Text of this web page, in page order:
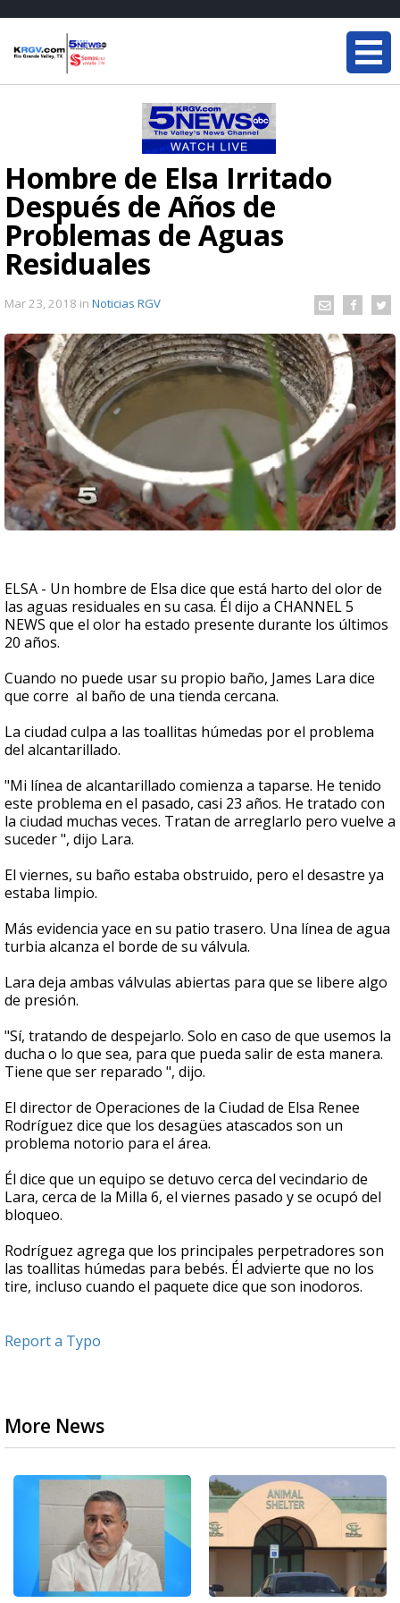
Hombre de Elsa Irritado
Después de Años de
Problemas de Aguas
Residuales
Mar 23, 2018 in Noticias RGV
ELSA - Un hombre de Elsa dice que está harto del olor de
las aguas residuales en su casa. Él dijo a CHANNEL 5
NEWS que el olor ha estado presente durante los últimos
20 años.
Cuando no puede usar su propio baño, James Lara dice
que corre al baño de una tienda cercana.
La ciudad culpa a las toallitas húmedas por el problema
del alcantarillado.
"Mi línea de alcantarillado comienza a taparse. He tenido
este problema en el pasado, casi 23 años. He tratado con
la ciudad muchas veces. Tratan de arreglarlo pero vuelve a
suceder ", dijo Lara.
El viernes, su baño estaba obstruido, pero el desastre ya
estaba limpio.
Más evidencia yace en su patio trasero. Una línea de agua
turbia alcanza el borde de su válvula.
Lara deja ambas válvulas abiertas para que se libere algo
de presión.
"Sí, tratando de despejarlo. Solo en caso de que usemos la
ducha o lo que sea, para que pueda salir de esta manera.
Tiene que ser reparado ", dijo.
El director de Operaciones de la Ciudad de Elsa Renee
Rodríguez dice que los desagües atascados son un
problema notorio para el área.
Él dice que un equipo se detuvo cerca del vecindario de
Lara, cerca de la Milla 6, el viernes pasado y se ocupó del
bloqueo.
Rodríguez agrega que los principales perpetradores son
las toallitas húmedas para bebés. Él advierte que no los
tire, incluso cuando el paquete dice que son inodoros.
Report a Typo
More News